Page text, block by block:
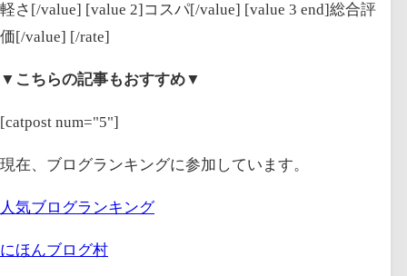
軽さ[/value] [value 2]コスパ[/value] [value 3 end]総合評
価[/value] [/rate]
▼こちらの記事もおすすめ▼
[catpost num="5"]
現在、ブログランキングに参加しています。
人気ブログランキング
にほんブログ村